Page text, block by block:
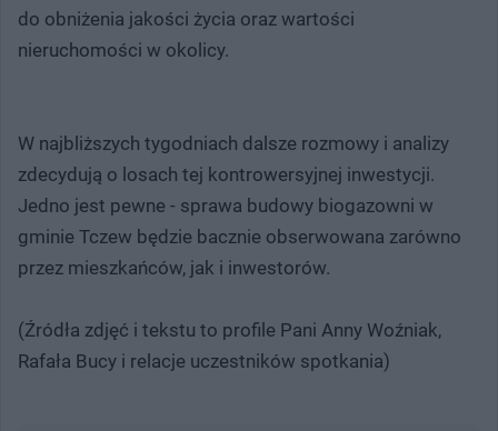
do obniżenia jakości życia oraz wartości
nieruchomości w okolicy.
W najbliższych tygodniach dalsze rozmowy i analizy
zdecydują o losach tej kontrowersyjnej inwestycji.
Jedno jest pewne - sprawa budowy biogazowni w
gminie Tczew będzie bacznie obserwowana zarówno
przez mieszkańców, jak i inwestorów.
(Źródła zdjęć i tekstu to profile Pani Anny Woźniak,
Rafała Bucy i relacje uczestników spotkania)